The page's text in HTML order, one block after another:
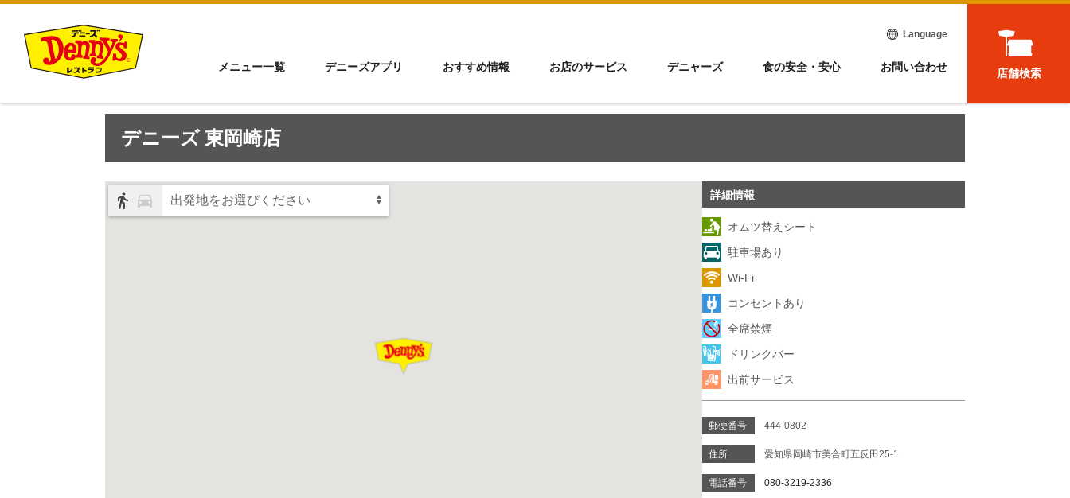
メニュー一覧 デニーズアプリ おすすめ情報 お店のサービス デニャーズ 食の安全・安心 お問い合わせ
Language
店舗検索
デニーズ 東岡崎店
出発地をお選びください 詳細情報
オムツ替えシート
駐車場あり
Wi-Fi
コンセントあり
全席禁煙
ドリンクバー
出前サービス
郵便番号 444-0802
住所 愛知県岡崎市美合町五反田25-1
電話番号 080-3219-2336